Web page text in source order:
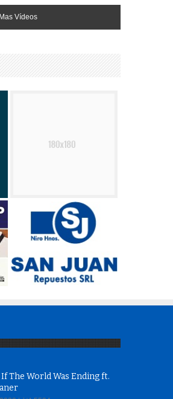
Vídeos
If The World Was Ending ft.